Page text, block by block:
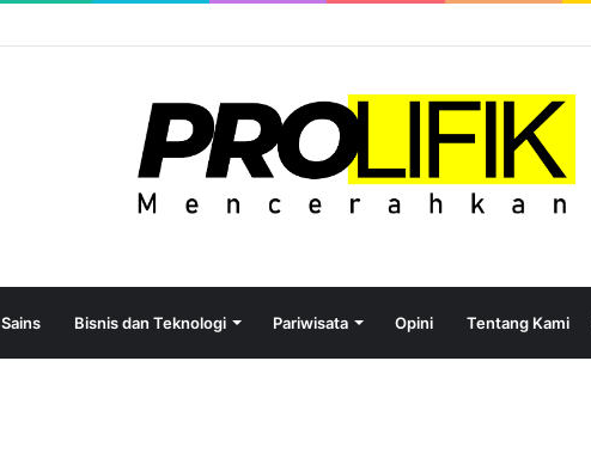
Sains Bisnis dan Teknologi Pariwisata Opini Tentang Kami